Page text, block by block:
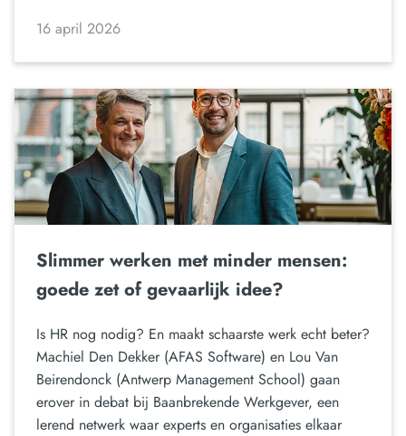
16 april 2026
Slimmer werken met minder mensen:
goede zet of gevaarlijk idee?
Is HR nog nodig? En maakt schaarste werk echt beter?
Machiel Den Dekker (AFAS Software) en Lou Van
Beirendonck (Antwerp Management School) gaan
erover in debat bij Baanbrekende Werkgever, een
lerend netwerk waar experts en organisaties elkaar